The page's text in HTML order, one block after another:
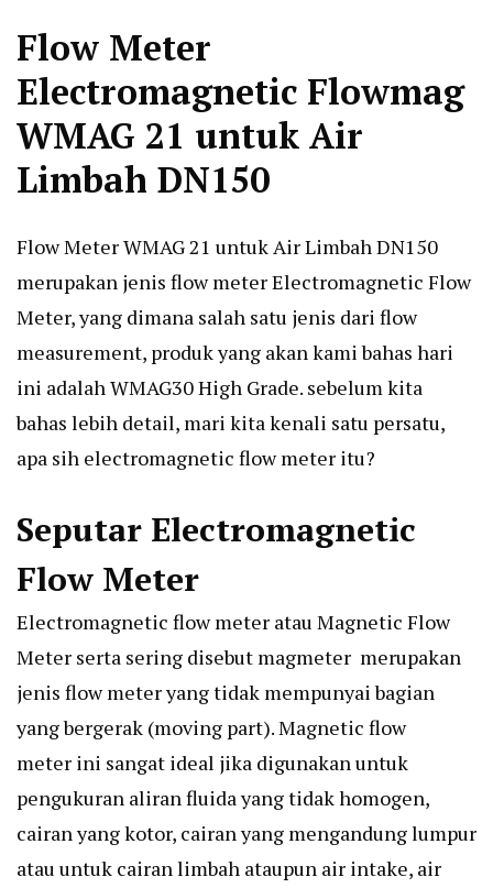
Flow Meter
Electromagnetic Flowmag
WMAG 21 untuk Air
Limbah DN150
Flow Meter WMAG 21 untuk Air Limbah DN150
merupakan jenis flow meter Electromagnetic Flow
Meter, yang dimana salah satu jenis dari flow
measurement, produk yang akan kami bahas hari
ini adalah WMAG30 High Grade. sebelum kita
bahas lebih detail, mari kita kenali satu persatu,
apa sih electromagnetic flow meter itu?
Seputar Electromagnetic
Flow Meter
Electromagnetic flow meter atau Magnetic Flow
Meter serta sering disebut magmeter merupakan
jenis flow meteryang tidak mempunyai bagian
yang bergerak (moving part). Magnetic flow
meter ini sangat ideal jika digunakan untuk
pengukuran aliran fluida yang tidak homogen,
cairan yang kotor, cairan yang mengandung lumpur
atau untuk cairan limbah ataupun air intake, air